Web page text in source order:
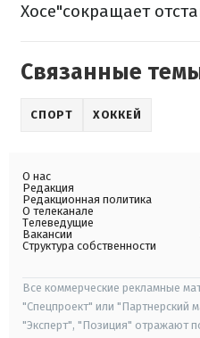
Хосе"сокращает
Связанные
СПОРТ ХОККЕЙ
О нас
Редакция
Редакционная политика
О телеканале
Телеведущие
Вакансии
Структура собственности
Все коммерческие рекламные
"Спецпроект" или "Партнерский
"Эксперт", "Позиция" отражают